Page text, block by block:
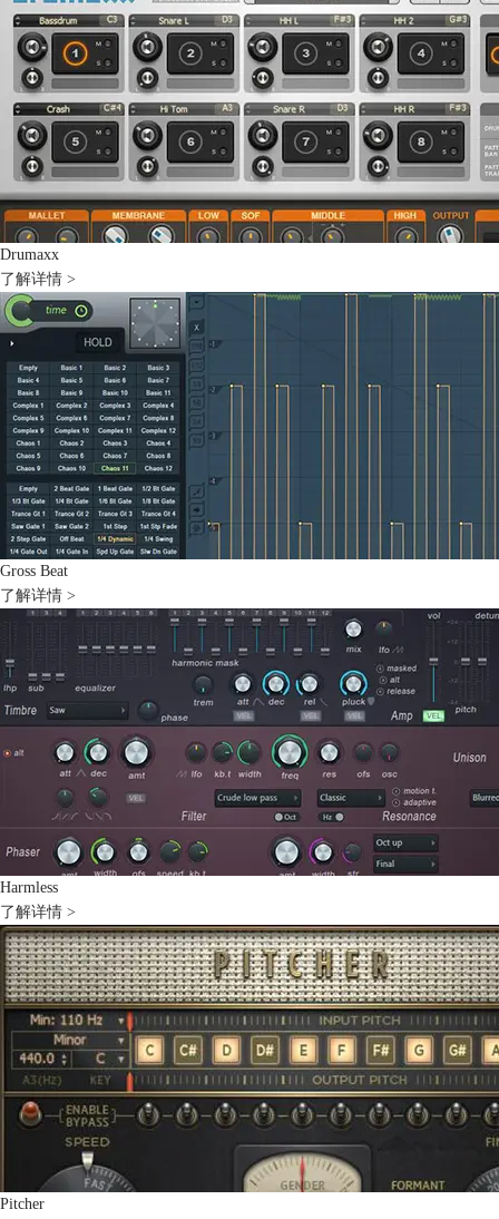
Drumaxx
了解详情 >
Gross Beat
了解详情 >
Harmless
了解详情 >
Pitcher